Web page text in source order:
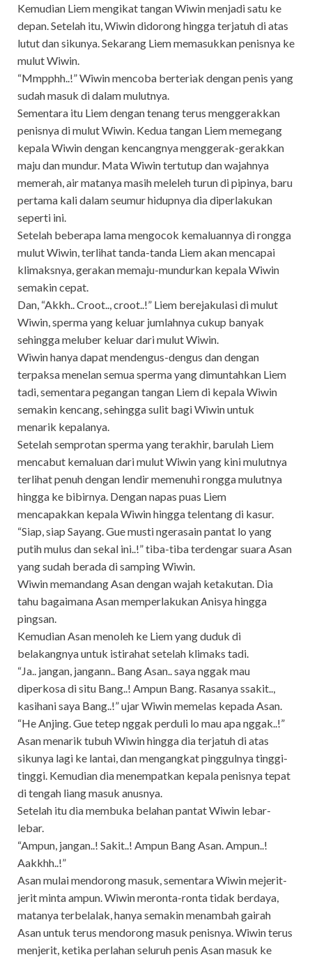
Kemudian Liem mengikat tangan Wiwin menjadi satu ke
depan. Setelah itu, Wiwin didorong hingga terjatuh di atas
lutut dan sikunya. Sekarang Liem memasukkan penisnya ke
mulut Wiwin.
“Mmpphh..!” Wiwin mencoba berteriak dengan penis yang
sudah masuk di dalam mulutnya.
Sementara itu Liem dengan tenang terus menggerakkan
penisnya di mulut Wiwin. Kedua tangan Liem memegang
kepala Wiwin dengan kencangnya menggerak-gerakkan
maju dan mundur. Mata Wiwin tertutup dan wajahnya
memerah, air matanya masih meleleh turun di pipinya, baru
pertama kali dalam seumur hidupnya dia diperlakukan
seperti ini.
Setelah beberapa lama mengocok kemaluannya di rongga
mulut Wiwin, terlihat tanda-tanda Liem akan mencapai
klimaksnya, gerakan memaju-mundurkan kepala Wiwin
semakin cepat.
Dan, “Akkh.. Croot.., croot..!” Liem berejakulasi di mulut
Wiwin, sperma yang keluar jumlahnya cukup banyak
sehingga meluber keluar dari mulut Wiwin.
Wiwin hanya dapat mendengus-dengus dan dengan
terpaksa menelan semua sperma yang dimuntahkan Liem
tadi, sementara pegangan tangan Liem di kepala Wiwin
semakin kencang, sehingga sulit bagi Wiwin untuk
menarik kepalanya.
Setelah semprotan sperma yang terakhir, barulah Liem
mencabut kemaluan dari mulut Wiwin yang kini mulutnya
terlihat penuh dengan lendir memenuhi rongga mulutnya
hingga ke bibirnya. Dengan napas puas Liem
mencapakkan kepala Wiwin hingga telentang di kasur.
“Siap, siap Sayang. Gue musti ngerasain pantat lo yang
putih mulus dan sekal ini..!” tiba-tiba terdengar suara Asan
yang sudah berada di samping Wiwin.
Wiwin memandang Asan dengan wajah ketakutan. Dia
tahu bagaimana Asan memperlakukan Anisya hingga
pingsan.
Kemudian Asan menoleh ke Liem yang duduk di
belakangnya untuk istirahat setelah klimaks tadi.
“Ja.. jangan, jangann.. Bang Asan.. saya nggak mau
diperkosa di situ Bang..! Ampun Bang. Rasanya ssakit..,
kasihani saya Bang..!” ujar Wiwin memelas kepada Asan.
“He Anjing. Gue tetep nggak perduli lo mau apa nggak..!”
Asan menarik tubuh Wiwin hingga dia terjatuh di atas
sikunya lagi ke lantai, dan mengangkat pinggulnya tinggi-
tinggi. Kemudian dia menempatkan kepala penisnya tepat
di tengah liang masuk anusnya.
Setelah itu dia membuka belahan pantat Wiwin lebar-
lebar.
“Ampun, jangan..! Sakit..! Ampun Bang Asan. Ampun..!
Aakkhh..!”
Asan mulai mendorong masuk, sementara Wiwin mejerit-
jerit minta ampun. Wiwin meronta-ronta tidak berdaya,
matanya terbelalak, hanya semakin menambah gairah
Asan untuk terus mendorong masuk penisnya. Wiwin terus
menjerit, ketika perlahan seluruh penis Asan masuk ke